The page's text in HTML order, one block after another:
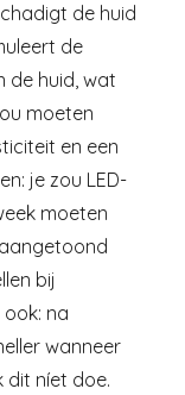
de huid
de
de huid, wat
moeten
en een
je zou LED-
moeten
bij
na
wanneer
dit níet doe.